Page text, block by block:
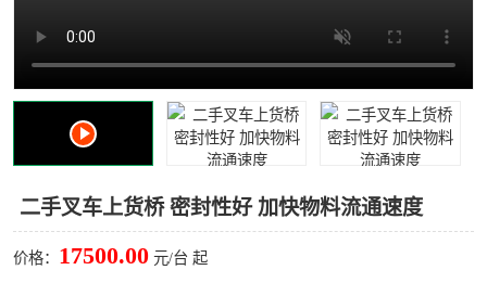
二手叉车上货桥 密封性好 加快物料流通速度
价格： 17500.00 元/台 起